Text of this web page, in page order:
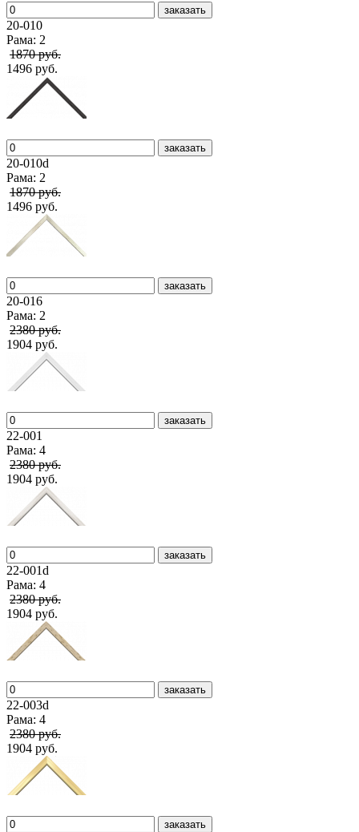
заказать
20-010
Рама: 2
1870 руб.
1496 руб.
заказать
20-010d
Рама: 2
1870 руб.
1496 руб.
заказать
20-016
Рама: 2
2380 руб.
1904 руб.
заказать
22-001
Рама: 4
2380 руб.
1904 руб.
заказать
22-001d
Рама: 4
2380 руб.
1904 руб.
заказать
22-003d
Рама: 4
2380 руб.
1904 руб.
заказать